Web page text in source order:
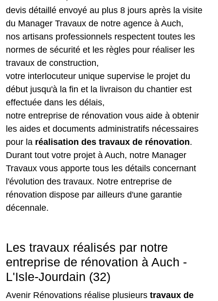
devis détaillé envoyé au plus 8 jours après la visite
du Manager Travaux de notre agence à Auch,
nos artisans professionnels respectent toutes les
normes de sécurité et les règles pour réaliser les
travaux de construction,
votre interlocuteur unique supervise le projet du
début jusqu'à la fin et la livraison du chantier est
effectuée dans les délais,
notre entreprise de rénovation vous aide à obtenir
les aides et documents administratifs nécessaires
pour la réalisation des travaux de rénovation.
Durant tout votre projet à Auch, notre Manager
Travaux vous apporte tous les détails concernant
l'évolution des travaux. Notre entreprise de
rénovation dispose par ailleurs d'une garantie
décennale.
Les travaux réalisés par notre
entreprise de rénovation à Auch -
L'Isle-Jourdain (32)
Avenir Rénovations réalise plusieurs travaux de